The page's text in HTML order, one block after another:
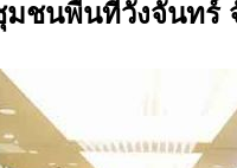
ชนพื้นที่วังจันทร์